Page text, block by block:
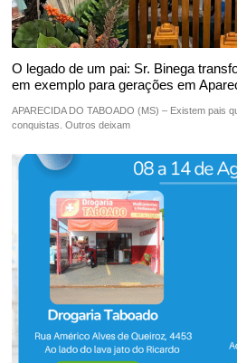
O legado de um pai: Sr. Binega
em exemplo para gerações em
APARECIDA DO TABOADO (MS) – Existem pais
conquistas. Outros deixam